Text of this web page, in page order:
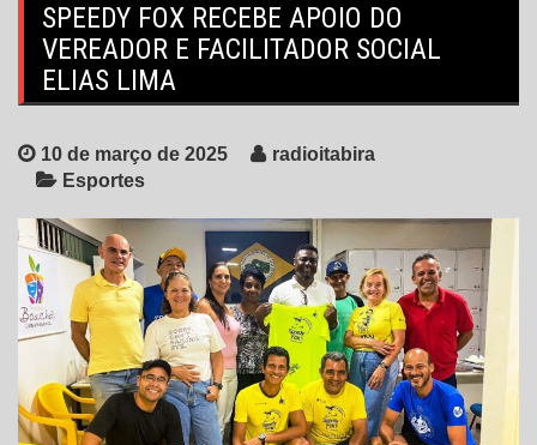
SPEEDY FOX RECEBE APOIO DO
VEREADOR E FACILITADOR SOCIAL
ELIAS LIMA
10 de março de 2025
radioitabira
Esportes